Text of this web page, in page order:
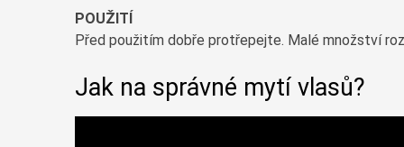
POUŽITÍ
Před použitím dobře protřepejte. Malé množství
Jak na správné mytí vlasů?